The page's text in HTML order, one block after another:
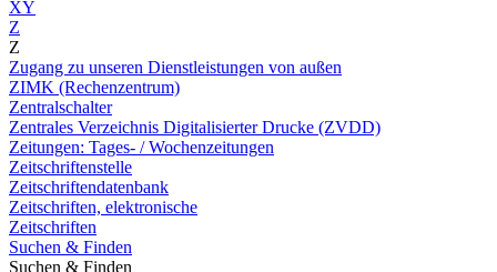
XY
Z
Z
Zugang zu unseren Dienstleistungen von außen
ZIMK (Rechenzentrum)
Zentralschalter
Zentrales Verzeichnis Digitalisierter Drucke (ZVDD)
Zeitungen: Tages- / Wochenzeitungen
Zeitschriftenstelle
Zeitschriftendatenbank
Zeitschriften, elektronische
Zeitschriften
Suchen & Finden
Suchen & Finden